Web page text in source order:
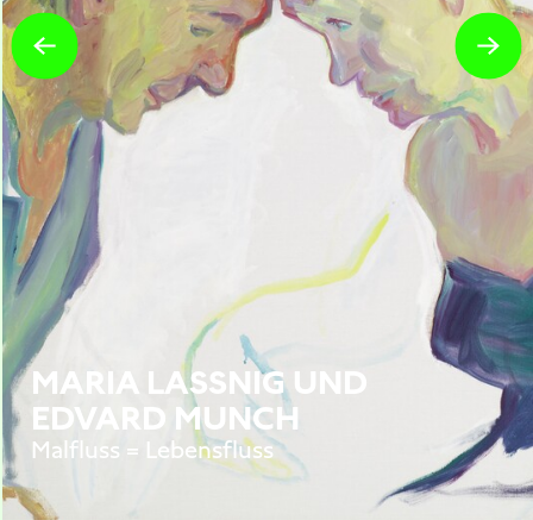
MARIA LASSNIG UND
EDVARD MUNCH
Malfluss = Lebensfluss